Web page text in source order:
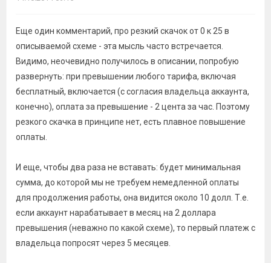
Еще один комментарий, про резкий скачок от 0 к 25 в
описываемой схеме - эта мысль часто встречается.
Видимо, неочевидно получилось в описании, попробую
развернуть: при превышении любого тарифа, включая
бесплатный, включается (с согласия владельца аккаунта,
конечно), оплата за превышение - 2 цента за час. Поэтому
резкого скачка в принципе нет, есть плавное повышение
оплаты.
И еще, чтобы два раза не вставать: будет минимальная
сумма, до которой мы не требуем немедленной оплаты
для продолжения работы, она видится около 10 долл. Т.е.
если аккаунт нарабатывает в месяц на 2 доллара
превышения (неважно по какой схеме), то первый платеж с
владельца попросят через 5 месяцев.